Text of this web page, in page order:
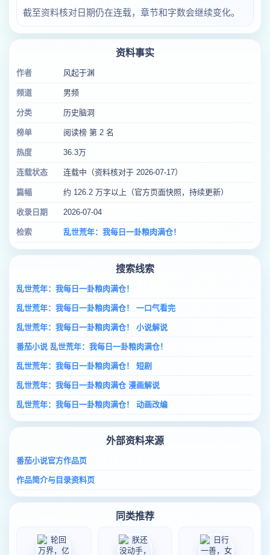
截至资料核对日期仍在连载，章节和字数会继续变化。
资料事实
作者 风起于渊
频道 男频
分类 历史脑洞
榜单 阅读榜 第 2 名
热度 36.3万
连载状态 连载中（资料核对于 2026-07-17）
篇幅 约 126.2 万字以上（官方页面快照，持续更新）
收录日期 2026-07-04
检索 乱世荒年：我每日一卦粮肉满仓！
搜索线索
乱世荒年：我每日一卦粮肉满仓！
乱世荒年：我每日一卦粮肉满仓！ 一口气看完
乱世荒年：我每日一卦粮肉满仓！ 小说解说
番茄小说 乱世荒年：我每日一卦粮肉满仓！
乱世荒年：我每日一卦粮肉满仓！ 短剧
乱世荒年：我每日一卦粮肉满仓 漫画解说
乱世荒年：我每日一卦粮肉满仓！ 动画改编
外部资料来源
番茄小说官方作品页
作品简介与目录资料页
同类推荐